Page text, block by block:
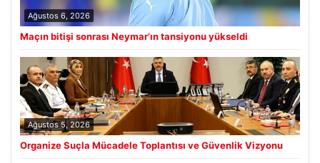
Ağustos 6, 2026
Maçın bitişi sonrası Neymar’ın tansiyonu yükseldi
Ağustos 5, 2026
Organize Suçla Mücadele Toplantısı ve Güvenlik Vizyonu